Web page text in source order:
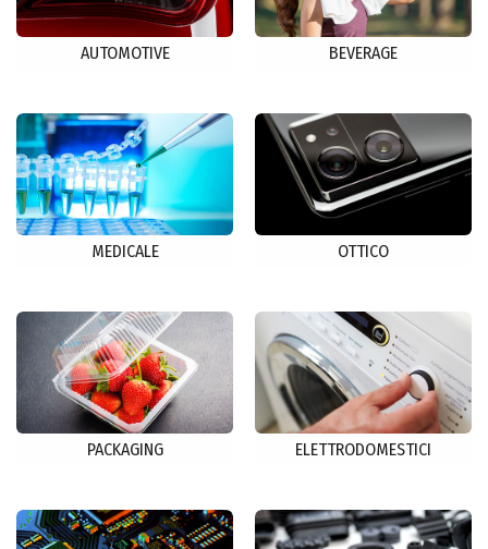
AUTOMOTIVE BEVERAGE
MEDICALE OTTICO
PACKAGING ELETTRODOMESTICI